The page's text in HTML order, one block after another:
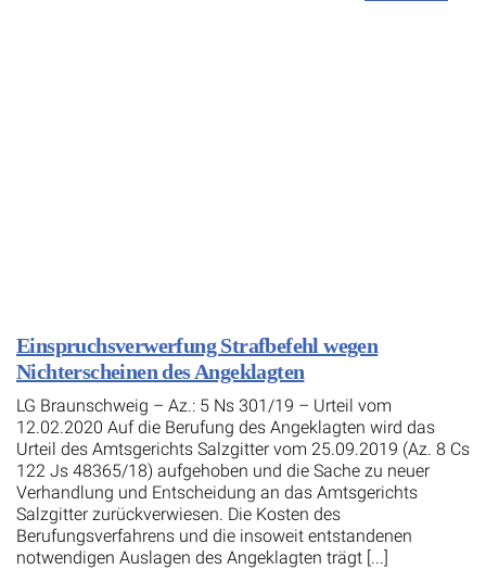
Einspruchsverwerfung Strafbefehl wegen
Nichterscheinen des Angeklagten
LG Braunschweig – Az.: 5 Ns 301/19 – Urteil vom
12.02.2020 Auf die Berufung des Angeklagten wird das
Urteil des Amtsgerichts Salzgitter vom 25.09.2019 (Az. 8 Cs
122 Js 48365/18) aufgehoben und die Sache zu neuer
Verhandlung und Entscheidung an das Amtsgerichts
Salzgitter zurückverwiesen. Die Kosten des
Berufungsverfahrens und die insoweit entstandenen
notwendigen Auslagen des Angeklagten trägt [...]